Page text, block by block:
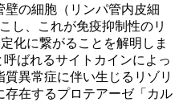
壁の細胞（リンパ管内皮細
し、これが免疫抑制性のリ
化に繋がることを解明しま
ばれるサイトカインによっ
異常症に伴い生じるリゾリ
存在するプロテアーゼ「カル